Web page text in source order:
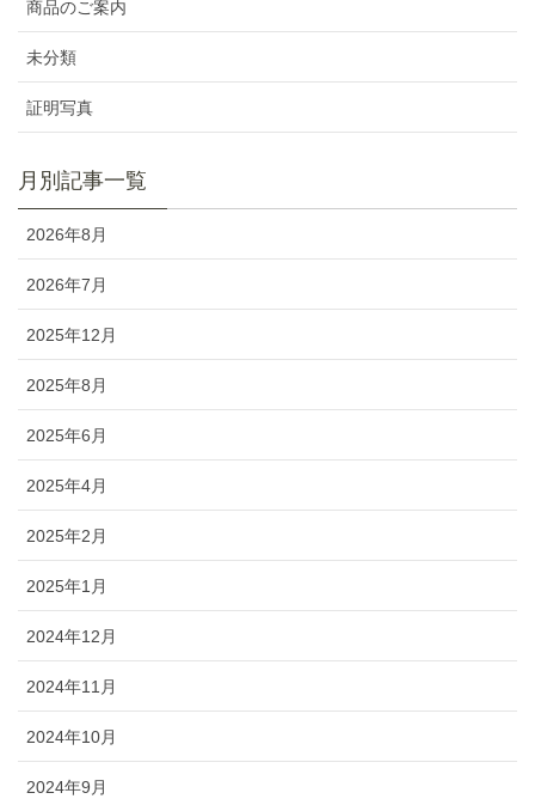
商品のご案内
未分類
証明写真
月別記事一覧
2026年8月
2026年7月
2025年12月
2025年8月
2025年6月
2025年4月
2025年2月
2025年1月
2024年12月
2024年11月
2024年10月
2024年9月